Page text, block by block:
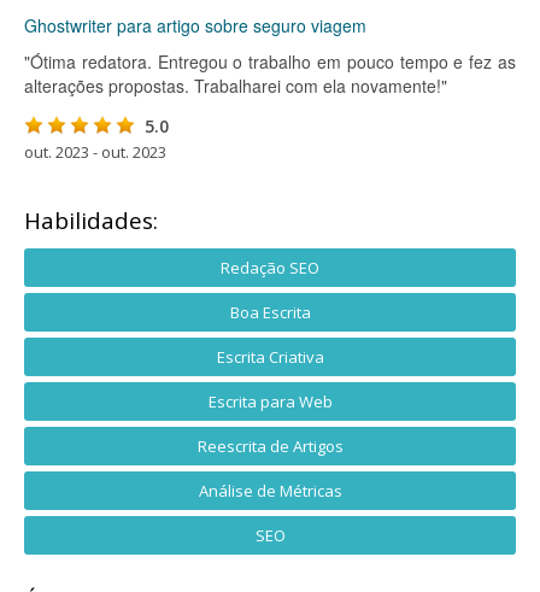
Ghostwriter para artigo sobre seguro viagem
"Ótima redatora. Entregou o trabalho em pouco tempo e fez as
alterações propostas. Trabalharei com ela novamente!"
5.0
out. 2023 - out. 2023
Habilidades:
Redação SEO
Boa Escrita
Escrita Criativa
Escrita para Web
Reescrita de Artigos
Análise de Métricas
SEO